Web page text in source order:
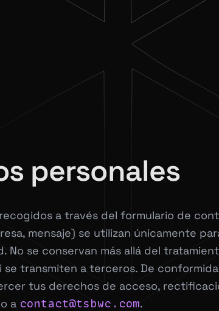
personales
a través del formulario de
mensaje) se utilizan únicamente
No se conservan más allá del
transmiten a terceros. De
tus derechos de acceso,
a contact@tsbwc.com.